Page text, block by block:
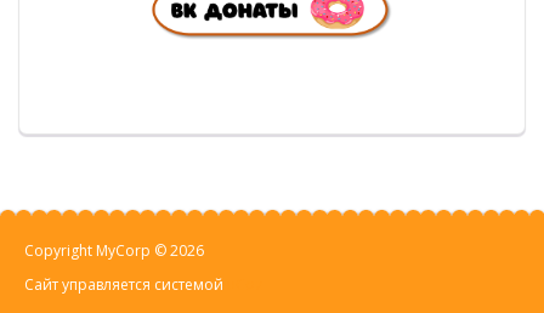
Copyright MyCorp © 2026
Сайт управляется системой